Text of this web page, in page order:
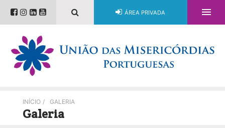
ÁREA PRIVADA 
INÍCIO / GALERIA
Galeria